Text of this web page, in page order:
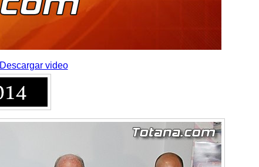
Descargar video